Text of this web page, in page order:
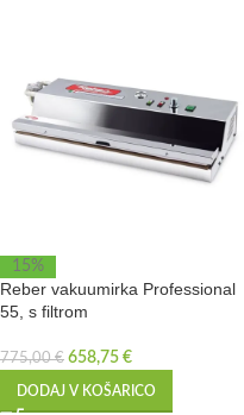
15%
Reber vakuumirka Professional
55, s filtrom
775,00€ 658,75 €
DODAJ V KOŠARICO